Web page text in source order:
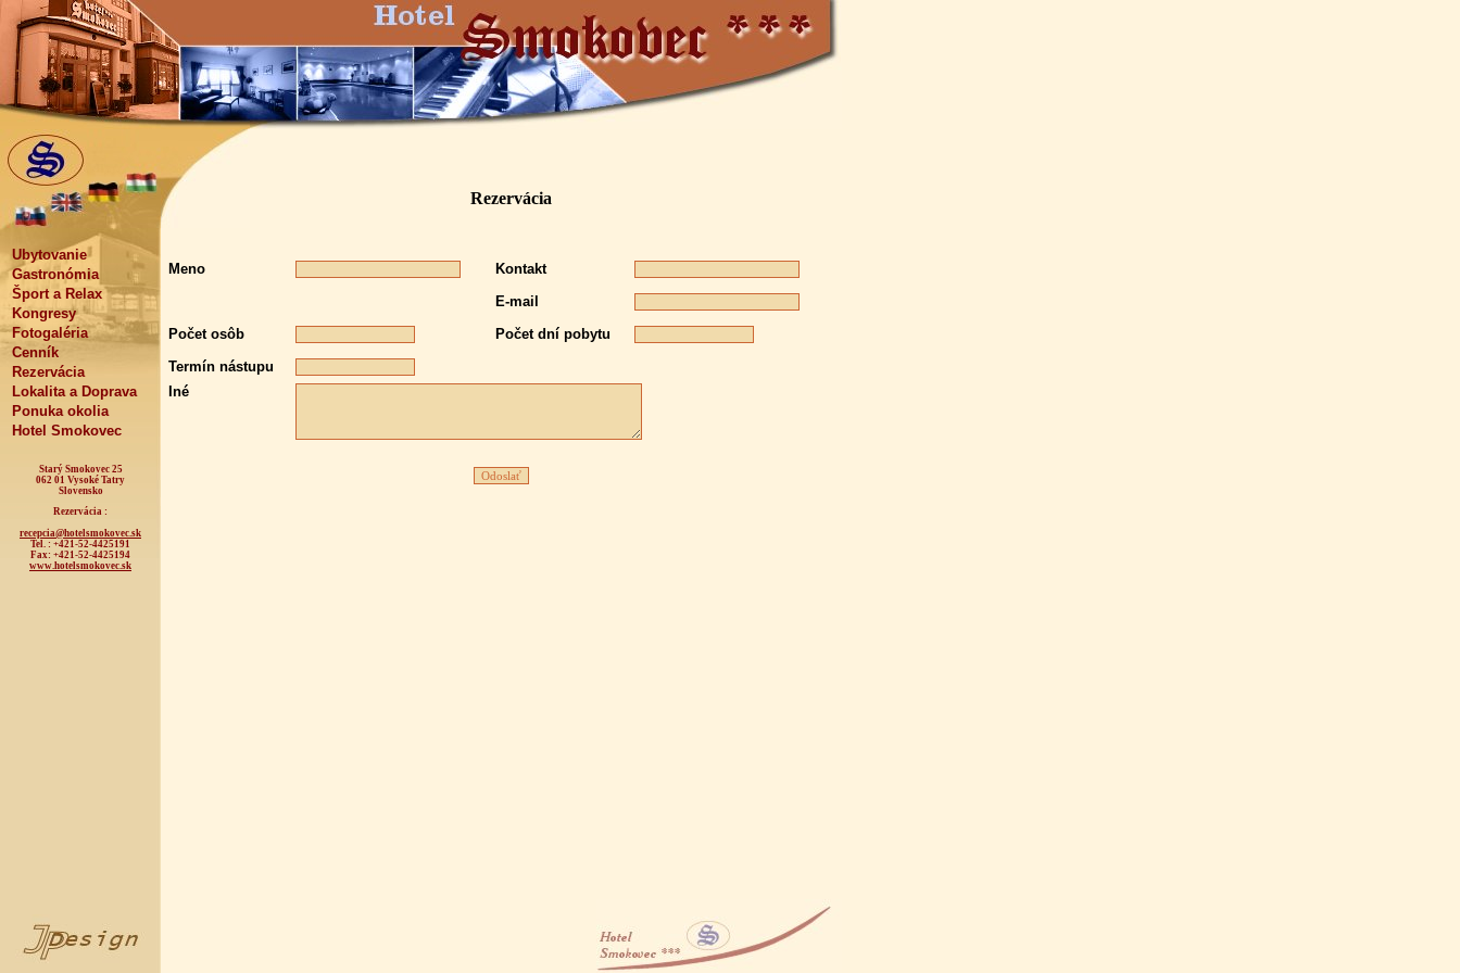
Rezervácia
Ubytovanie
Gastronómia
Šport a Relax
Kongresy
Fotogaléria
Cenník
Rezervácia
Lokalita a Doprava
Ponuka okolia
Hotel Smokovec
Starý Smokovec 25
062 01 Vysoké Tatry
Slovensko
Rezervácia :
recepcia@hotelsmokovec.sk
Tel. : +421-52-4425191
Fax: +421-52-4425194
www.hotelsmokovec.sk
Meno
Kontakt
E-mail
Počet osôb
Počet dní pobytu
Termín nástupu
Iné